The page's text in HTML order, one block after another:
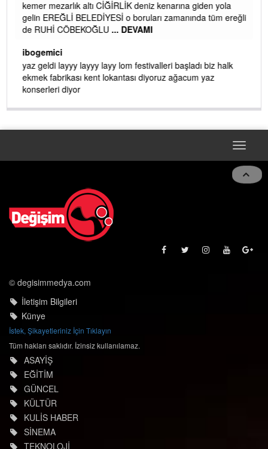
kemer mezarlık altı CİĞİRLİK deniz kenarına giden yola
gelin EREĞLİ BELEDİYESİ o boruları zamanında tüm ereğli
de RUHİ CÖBEKOĞLU ... DEVAMI
ibogemici
yaz geldi layyy layyy layy lom festivalleri başladı biz halk
ekmek fabrikası kent lokantası diyoruz ağacum yaz
konserleri diyor
Toggle
© degisimmedya.com
İletişim Bilgileri
Künye
İstek, Şikayetleriniz İçin Tıklayın
Tüm hakları saklıdır. İzinsiz kullanılamaz.
ASAYİŞ
EĞİTİM
GÜNCEL
KÜLTÜR
KULİS HABER
SİNEMA
TEKNOLOJİ